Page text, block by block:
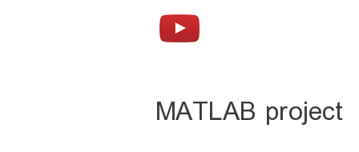
MATLAB project